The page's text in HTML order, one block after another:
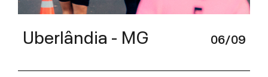
Uberlândia - MG 06/09